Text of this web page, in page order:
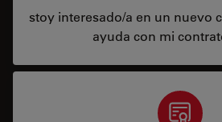
stoy interesado/a en un nuevo
ayuda con mi